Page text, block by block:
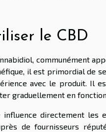
le CBD
communément
il est primordial de
avec le produit. Il
graduellement en
influence directement les
de fournisseurs